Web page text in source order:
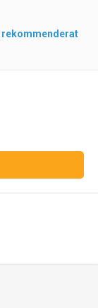
rekommenderat